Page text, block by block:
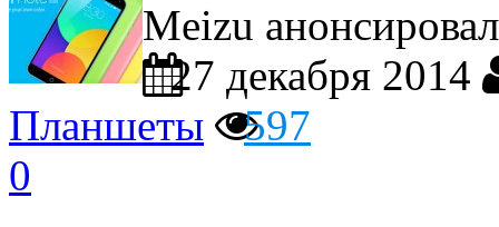
Meizu
27 декабря 2014
Планшеты
597
0